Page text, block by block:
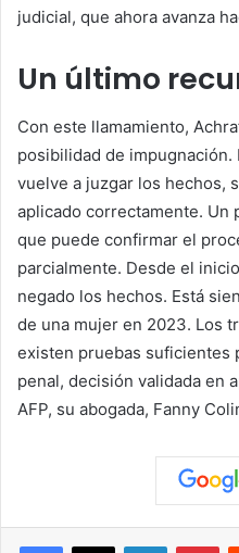
judicial, que ahora avanza
Un último
Con este llamamiento,
posibilidad de impugnación.
vuelve a juzgar los hechos,
aplicado correctamente. Un
que puede confirmar el
parcialmente. Desde el
negado los hechos. Está
de una mujer en 2023. Los
existen pruebas suficientes
penal, decisión validada en
AFP, su abogada, Fanny
Facebook
X LinkedIn